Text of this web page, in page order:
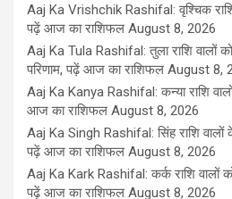
Aaj Ka Vrishchik Rashifal: वृश्चिक राशि
पढ़ें आज का राशिफल August 8, 2026
Aaj Ka Tula Rashifal: तुला राशि वालों
परिणाम, पढ़ें आज का राशिफल August 8,
Aaj Ka Kanya Rashifal: कन्या राशि
आज का राशिफल August 8, 2026
Aaj Ka Singh Rashifal: सिंह राशि वालों
पढ़ें आज का राशिफल August 8, 2026
Aaj Ka Kark Rashifal: कर्क राशि वालों
पढ़ें आज का राशिफल August 8, 2026